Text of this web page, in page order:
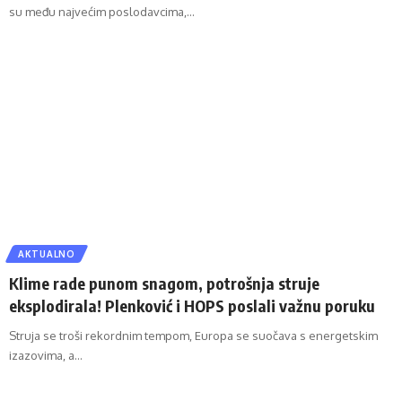
su među najvećim poslodavcima,…
AKTUALNO
Klime rade punom snagom, potrošnja struje
eksplodirala! Plenković i HOPS poslali važnu poruku
Struja se troši rekordnim tempom, Europa se suočava s energetskim
izazovima, a…